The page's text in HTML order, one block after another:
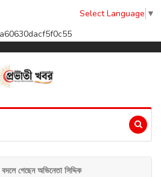
Select Language ▼
গেছেন অভিনেতা সিদ্দিক